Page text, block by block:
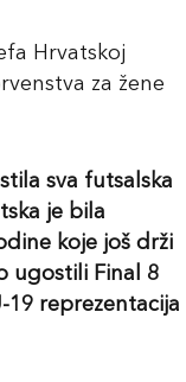
Hrvatskoj
za žene
sva futsalska
je bila
koje još drži
ugostili Final 8
19 reprezentacija